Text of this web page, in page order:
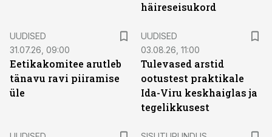
häireseisukord
UUDISED
31.07.26, 09:00
Eetikakomitee arutleb
tänavu ravi piiramise
üle
UUDISED
03.08.26, 11:00
Tulevased arstid
ootustest praktikale
Ida-Viru keskhaiglas ja
tegelikkusest